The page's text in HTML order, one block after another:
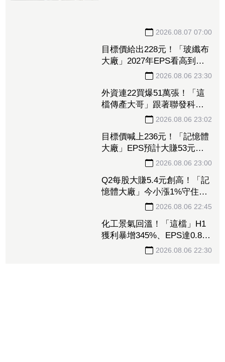
2026.08.07 07:00
目標價給出228元！「玻纖布
大廠」2027年EPS看高到
15.72元 電子材料放量＋轉
2026.08.06 23:30
外資連22買爆51萬張！「這
檔傳產大哥」跟著聯發科發
新高
2026.08.06 23:02
目標價喊上236元！「記憶體
大廠」EPS預計大賺53元
DRAM漲50%、Flash漲30%
獲利大增
2026.08.06 23:00
Q2每股大賺5.4元創高！「記
憶體大廠」今小漲1%守住連
5紅 自營商卻脫手449張、
抱回7549萬元
2026.08.06 22:45
化工景氣回溫！「這檔」H1